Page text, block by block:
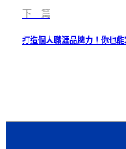
下一篇
打造個人職涯品牌力！你也